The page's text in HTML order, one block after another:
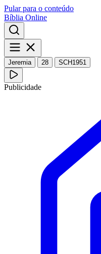
Pular para o conteúdo
Bíblia Online
Jeremia 28 SCH1951
Publicidade